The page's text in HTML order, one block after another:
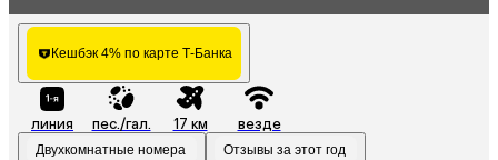
Кешбэк 4% по карте Т-Банка
линия пес./гал. 17 км везде
Двухкомнатные номера Отзывы за этот год